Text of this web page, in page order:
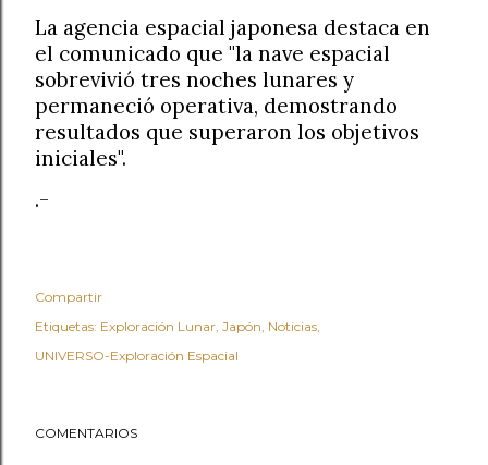
La agencia espacial japonesa destaca en
el comunicado que "la nave espacial
sobrevivió tres noches lunares y
permaneció operativa, demostrando
resultados que superaron los objetivos
iniciales".
.-
Compartir
Etiquetas: Exploración Lunar Japón Noticias
UNIVERSO-Exploración Espacial
COMENTARIOS